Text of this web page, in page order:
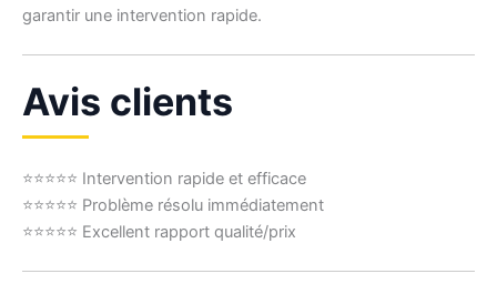
garantir une intervention rapide.
Avis clients
⭐⭐⭐⭐⭐ Intervention rapide et efficace
⭐⭐⭐⭐⭐ Problème résolu immédiatement
⭐⭐⭐⭐⭐ Excellent rapport qualité/prix